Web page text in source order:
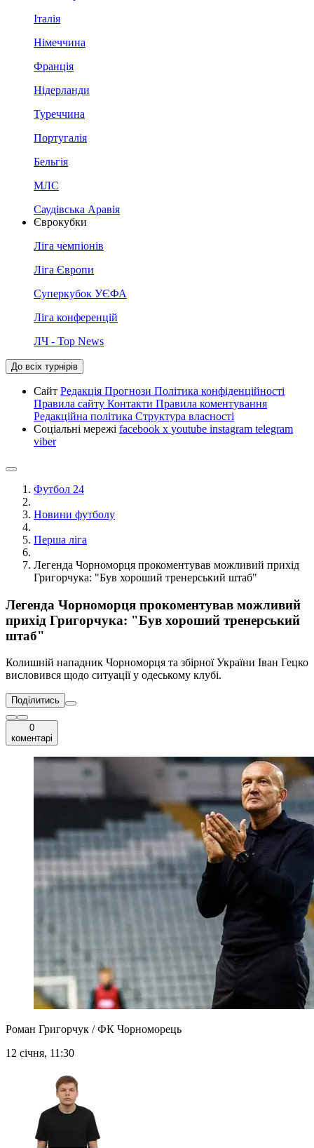
Італія
Німеччина
Франція
Нідерланди
Туреччина
Португалія
Бельгія
МЛС
Саудівська Аравія
Єврокубки
Ліга чемпіонів
Ліга Європи
Суперкубок УЄФА
Ліга конференцій
ЛЧ - Top News
До всіх турнірів
Сайт Редакція Прогнози Політика конфіденційності
Правила сайту Контакти Правила коментування
Редакційна політика Структура власності
Соціальні мережі facebook x youtube instagram telegram
viber
Футбол 24
Новини футболу
Перша ліга
Легенда Чорноморця прокоментував можливий прихід
Григорчука: "Був хороший тренерський штаб"
Легенда Чорноморця прокоментував можливий
прихід Григорчука: "Був хороший тренерський
штаб"
Колишній нападник Чорноморця та збірної України Іван Гецко
висловився щодо ситуації у одеському клубі.
Поділитись
0
коментарі
Роман Григорчук / ФК Чорноморець
12 січня, 11:30